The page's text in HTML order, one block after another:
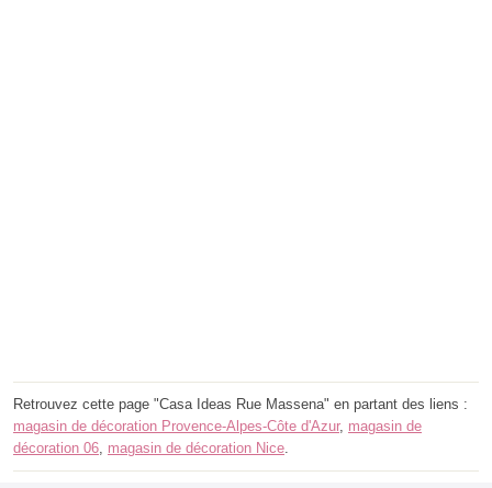
Retrouvez cette page "Casa Ideas Rue Massena" en partant des liens :
magasin de décoration Provence-Alpes-Côte d'Azur, magasin de
décoration 06, magasin de décoration Nice.